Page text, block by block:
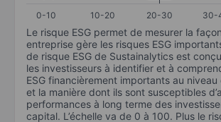
0-10
10-20 20-30 30-
Le risque ESG permet de mesurer la
entreprise gère les risques ESG
de risque ESG de Sustainalytics est
les investisseurs à identifier et à
ESG financièrement importants au niveau
et la manière dont ils sont susceptibles
performances à long terme des
capital. L’échelle va de 0 à 100. Plus le